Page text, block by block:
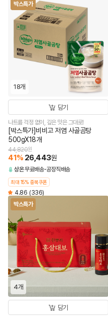
박스특가
18개
담기
나트륨 걱정 없이, 깊은 맛은 그대로!
[박스특가]비비고 저염 사골곰탕
500gX18개
44,820원
41% 26,443원
상온무료배송 공장직배송
최대 15% 중복쿠폰
4.86 (336)
박스특가
4개
담기